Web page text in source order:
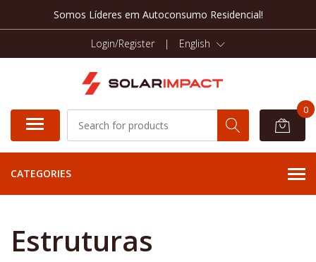
Somos Líderes em Autoconsumo Residencial!
Login/Register | English
0
CATEGORIES
Estruturas